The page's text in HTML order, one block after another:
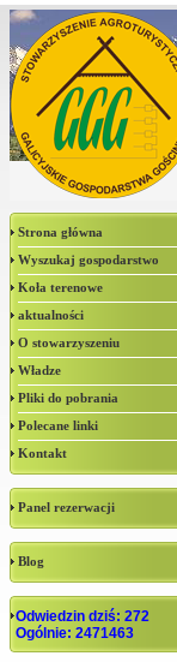
Strona główna
Wyszukaj gospodarstwo
Koła terenowe
aktualności
O stowarzyszeniu
Władze
Pliki do pobrania
Polecane linki
Kontakt
Panel rezerwacji
Blog
Odwiedzin dziś: 272
Ogólnie: 2471463